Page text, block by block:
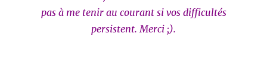
pas à me tenir au courant si vos difficultés
persistent. Merci ;).